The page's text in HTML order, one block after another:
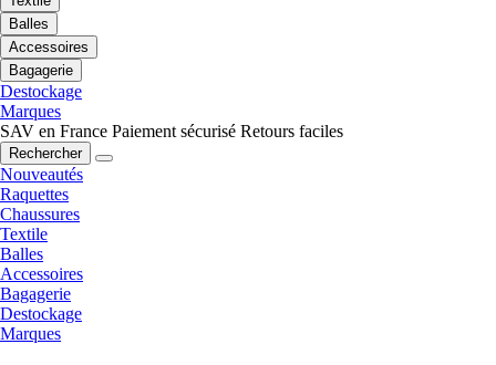
Balles
Accessoires
Bagagerie
Destockage
Marques
SAV en France Paiement sécurisé Retours faciles
Rechercher
Nouveautés
Raquettes
Chaussures
Textile
Balles
Accessoires
Bagagerie
Destockage
Marques